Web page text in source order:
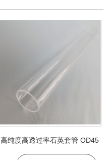
高纯度高透过率石英套管 OD45